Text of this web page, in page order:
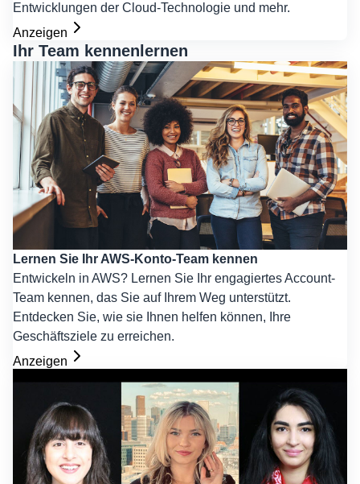
Entwicklungen der Cloud-Technologie und mehr.
Anzeigen
Ihr Team kennenlernen
Lernen Sie Ihr AWS-Konto-Team kennen
Entwickeln in AWS? Lernen Sie Ihr engagiertes Account-
Team kennen, das Sie auf Ihrem Weg unterstützt.
Entdecken Sie, wie sie Ihnen helfen können, Ihre
Geschäftsziele zu erreichen.
Anzeigen